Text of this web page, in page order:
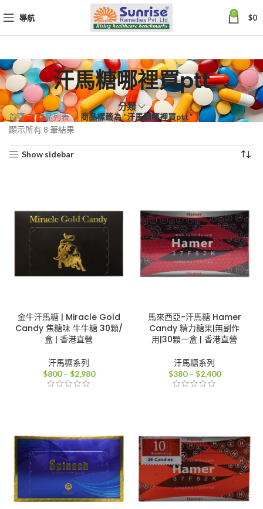
導航 0 $0
汗馬糖哪裡買ptt
分類
首頁 商品列表
商品標籤為 “汗馬糖哪裡買ptt”
顯示所有 8 筆結果
Show sidebar
金牛汗馬糖 | Miracle Gold
Candy 焦糖味 牛牛糖 30顆/
盒 | 香港直營
汗馬糖系列
$800 – $2,980價
$2,980
馬來西亞-汗馬糖 Hamer
Candy 精力糖果|無副作
用|30顆一盒 | 香港直營
汗馬糖系列
$380 – $2,400價
$2,400